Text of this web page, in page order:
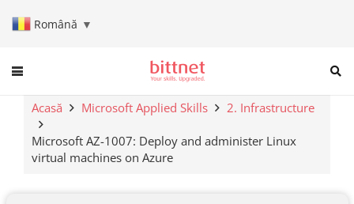
Română ▼
When autocomplete results
Acasă Microsoft Applied Skills 2. Infrastructure
Microsoft AZ-1007: Deploy and administer Linux
virtual machines on Azure